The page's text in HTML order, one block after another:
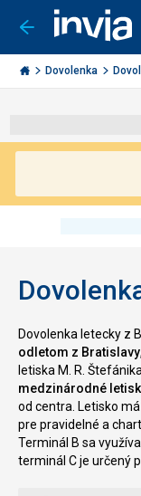
Ísť
späť
Invia.sk
Dovolenka
Dovolenka letecky z
odletom z Bratislavy
letiska M. R. Štefánika.
medzinárodné
od centra. Letisko
pre pravidelné a
Terminál B sa
terminál C je určený